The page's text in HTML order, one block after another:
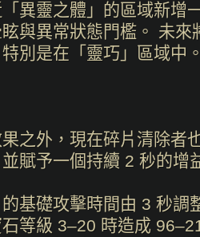
異靈之體」的區域新增
與異常狀態門檻。 未
別是在「靈巧」區域中
之外，現在碎片清除者
賦予一個持續 2 秒的增
的基礎攻擊時間由 3 秒
等級 3–20 時造成